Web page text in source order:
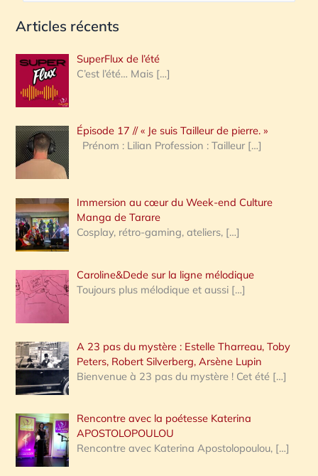
c
e
r
c
h
e
:
Articles récents
SuperFlux de l’été
C’est l’été… Mais […]
Épisode 17 // « Je suis Tailleur de pierre. »
Prénom : Lilian Profession : Tailleur […]
Immersion au cœur du Week-end Culture
Manga de Tarare
Cosplay, rétro-gaming, ateliers, […]
Caroline&Dede sur la ligne mélodique
Toujours plus mélodique et aussi […]
A 23 pas du mystère : Estelle Tharreau, Toby
Peters, Robert Silverberg, Arsène Lupin
Bienvenue à 23 pas du mystère ! Cet été […]
Rencontre avec la poétesse Katerina
APOSTOLOPOULOU
Rencontre avec Katerina Apostolopoulou, […]